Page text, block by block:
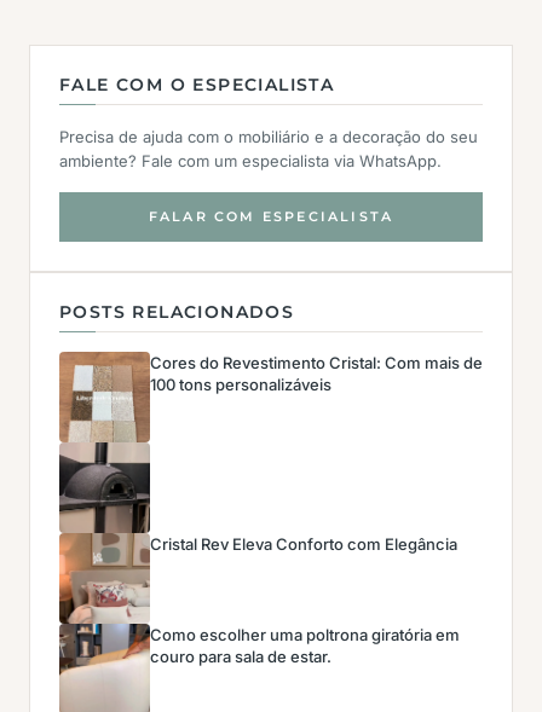
FALE COM O ESPECIALISTA
Precisa de ajuda com o mobiliário e a decoração do seu
ambiente? Fale com um especialista via WhatsApp.
FALAR COM ESPECIALISTA
POSTS RELACIONADOS
Cores do Revestimento Cristal: Com mais de
100 tons personalizáveis
Cristal Rev Eleva Conforto com Elegância
Como escolher uma poltrona giratória em
couro para sala de estar.